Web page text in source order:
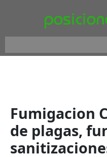
Fumigacion
de plagas,